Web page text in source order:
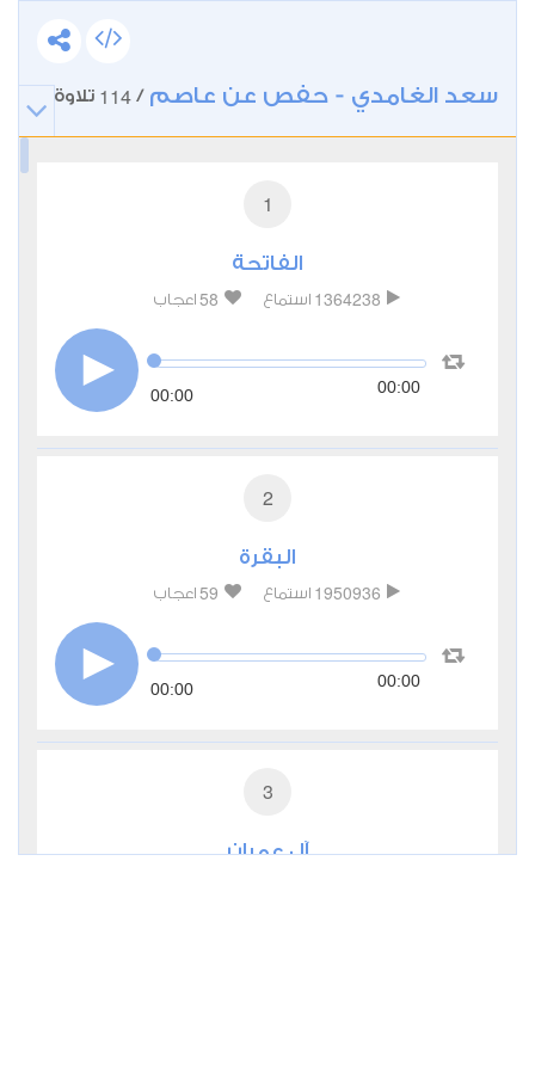
سعد الغامدي - حفص عن عاصم /
114 تلاوة
1
الفاتحة
1364238 استماع 58 اعجاب
00:00 00:00
2
البقرة
1950936 استماع 59 اعجاب
00:00 00:00
3
آل عمران